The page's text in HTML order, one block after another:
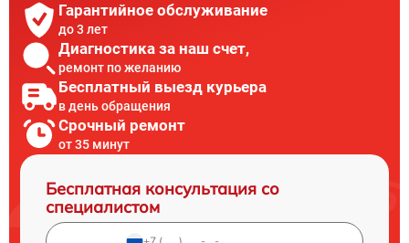
Гарантийное обслуживание
до 3 лет
Диагностика за наш счет,
ремонт по желанию
Бесплатный выезд курьера
в день обращения
Срочный ремонт
от 35 минут
Бесплатная консультация со
специалистом